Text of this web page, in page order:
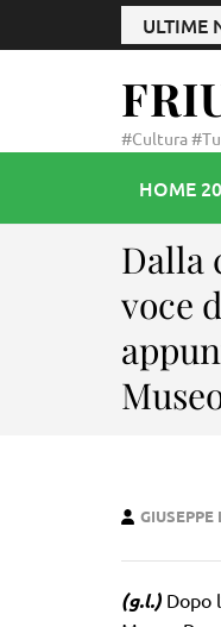
ULTIME
#Cultura
HOME
Dalla
voce
GIUSEPPE
(g.l.) Dopo